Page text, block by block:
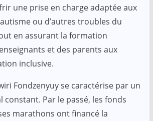
une prise en charge adaptée aux
ou d’autres troubles du
en assurant la formation
et des parents aux
inclusive.
Fondzenyuy se caractérise par un
constant. Par le passé, les fonds
marathons ont financé la